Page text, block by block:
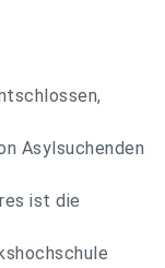
Asylsuchenden
ist die